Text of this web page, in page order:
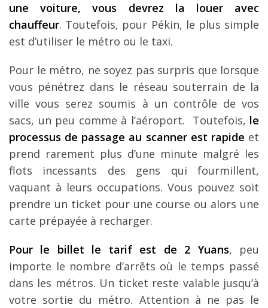
une voiture, vous devrez la louer avec
chauffeur. Toutefois, pour Pékin, le plus simple
est d’utiliser le métro ou le taxi.
Pour le métro, ne soyez pas surpris que lorsque
vous pénétrez dans le réseau souterrain de la
ville vous serez soumis à un contrôle de vos
sacs, un peu comme à l’aéroport. Toutefois, le
processus de passage au scanner est rapide et
prend rarement plus d’une minute malgré les
flots incessants des gens qui fourmillent,
vaquant à leurs occupations. Vous pouvez soit
prendre un ticket pour une course ou alors une
carte prépayée à recharger.
Pour le billet le tarif est de 2 Yuans, peu
importe le nombre d’arrêts où le temps passé
dans les métros. Un ticket reste valable jusqu’à
votre sortie du métro. Attention à ne pas le